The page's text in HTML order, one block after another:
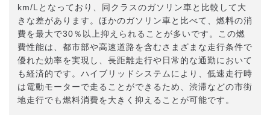
km/Lとなっており、同クラスのガソリン車と比較して大
きな差があります。ほかのガソリン車と比べて、燃料の消
費を最大で30％以上抑えられることが多いです。この燃
費性能は、都市部や高速道路を含むさまざまな走行条件で
優れた効率を実現し、長距離走行や日常的な通勤において
も経済的です。ハイブリッドシステムにより、低速走行時
は電動モーターで走ることができるため、渋滞などの市街
地走行でも燃料消費を大きく抑えることが可能です。